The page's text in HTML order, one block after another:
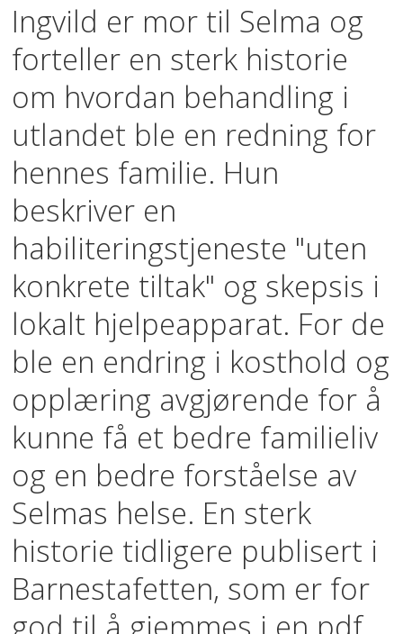
Ingvild er mor til Selma og
forteller en sterk historie
om hvordan behandling i
utlandet ble en redning for
hennes familie. Hun
beskriver en
habiliteringstjeneste "uten
konkrete tiltak" og skepsis i
lokalt hjelpeapparat. For de
ble en endring i kosthold og
opplæring avgjørende for å
kunne få et bedre familieliv
og en bedre forståelse av
Selmas helse. En sterk
historie tidligere publisert i
Barnestafetten, som er for